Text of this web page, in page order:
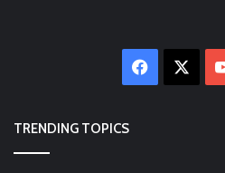
Facebook
TRENDING TOPICS